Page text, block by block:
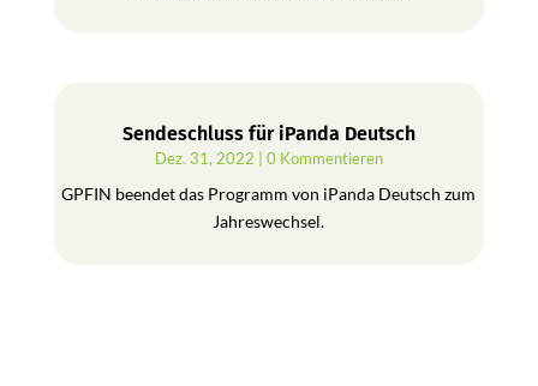
Sendeschluss für iPanda Deutsch
Dez. 31, 2022 | 0 Kommentieren
GPFIN beendet das Programm von iPanda Deutsch zum
Jahreswechsel.